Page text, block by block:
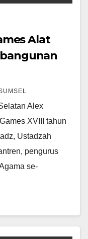
Alat
Alex
XVIII tahun
Ustadzah
pengurus
se-